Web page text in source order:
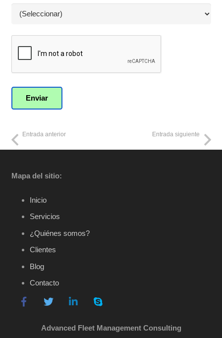
Entrada anterior Entrada siguiente
Mapa del sitio:
Inicio
Servicios
¿Quiénes somos?
Clientes
Blog
Contacto
Advanced Fleet Management Consulting